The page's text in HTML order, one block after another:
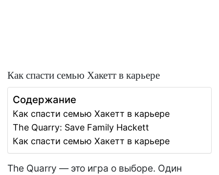
Как спасти семью Хакетт в карьере
Содержание
Как спасти семью Хакетт в карьере
The Quarry: Save Family Hackett
Как спасти семью Хакетт в карьере
The Quarry — это игра о выборе. Один